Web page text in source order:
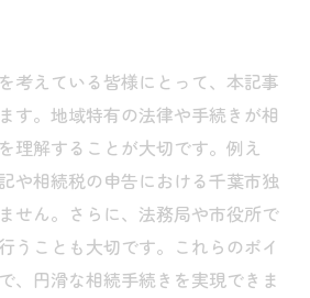
考えている皆様にとって、本記事
す。地域特有の法律や手続きが相
理解することが大切です。例え
や相続税の申告における千葉市独
せん。さらに、法務局や市役所で
うことも大切です。これらのポイ
、円滑な相続手続きを実現できま